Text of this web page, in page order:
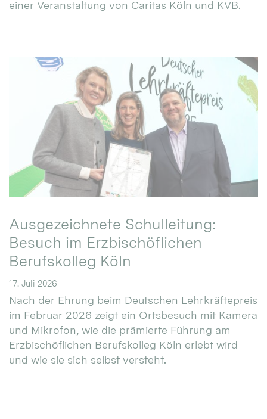
einer Veranstaltung von Caritas Köln und KVB.
Ausgezeichnete Schulleitung:
Besuch im Erzbischöflichen
Berufskolleg Köln
17. Juli 2026
Nach der Ehrung beim Deutschen Lehrkräftepreis
im Februar 2026 zeigt ein Ortsbesuch mit Kamera
und Mikrofon, wie die prämierte Führung am
Erzbischöflichen Berufskolleg Köln erlebt wird
und wie sie sich selbst versteht.